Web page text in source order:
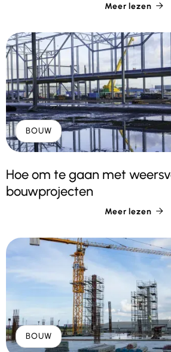
Meer lezen 
BOUW
Hoe om te gaan met
bouwprojecten
Meer lezen 
BOUW